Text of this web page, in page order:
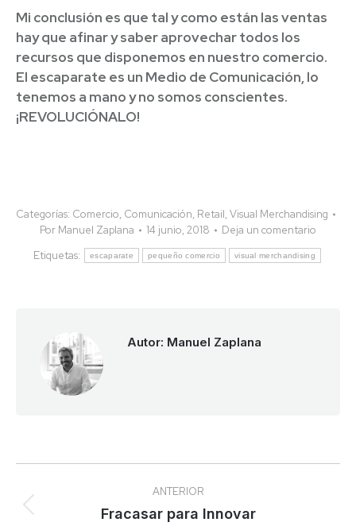
Mi conclusión es que tal y como están las ventas
hay que afinar y saber aprovechar todos los
recursos que disponemos en nuestro comercio.
El escaparate es un Medio de Comunicación, lo
tenemos a mano y no somos conscientes.
¡REVOLUCIÓNALO!
Categorías: Comercio, Comunicación, Retail, Visual Merchandising
Por Manuel Zaplana 14 junio, 2018
Deja un comentario
Etiquetas:
escaparate pequeño comercio visual merchandising
Autor: Manuel Zaplana
Navegación
entre
ANTERIOR
Publicación
Fracasar para Innovar